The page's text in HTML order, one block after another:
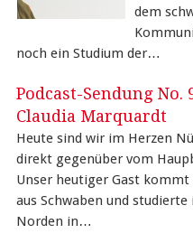
dem
noch ein Studium der…
Podcast-Sendung No.
Claudia Marquardt
Heute sind wir im Herzen
direkt gegenüber vom
Unser heutiger Gast
aus Schwaben und
Norden in…